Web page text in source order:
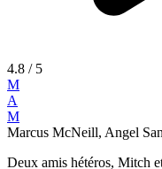
4.8 / 5
M
A
M
Marcus McNeill, Angel
Deux amis hétéros, Mitch